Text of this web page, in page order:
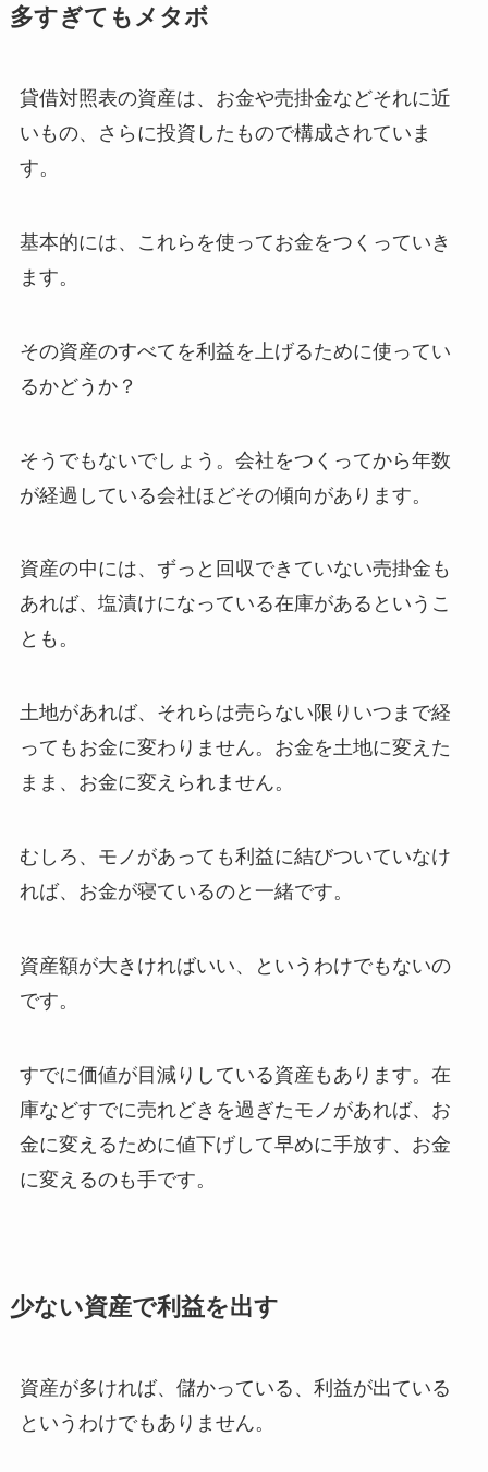
多すぎてもメタボ
貸借対照表の資産は、お金や売掛金などそれに近
いもの、さらに投資したもので構成されていま
す。
基本的には、これらを使ってお金をつくっていき
ます。
その資産のすべてを利益を上げるために使ってい
るかどうか？
そうでもないでしょう。会社をつくってから年数
が経過している会社ほどその傾向があります。
資産の中には、ずっと回収できていない売掛金も
あれば、塩漬けになっている在庫があるというこ
とも。
土地があれば、それらは売らない限りいつまで経
ってもお金に変わりません。お金を土地に変えた
まま、お金に変えられません。
むしろ、モノがあっても利益に結びついていなけ
れば、お金が寝ているのと一緒です。
資産額が大きければいい、というわけでもないの
です。
すでに価値が目減りしている資産もあります。在
庫などすでに売れどきを過ぎたモノがあれば、お
金に変えるために値下げして早めに手放す、お金
に変えるのも手です。
少ない資産で利益を出す
資産が多ければ、儲かっている、利益が出ている
というわけでもありません。